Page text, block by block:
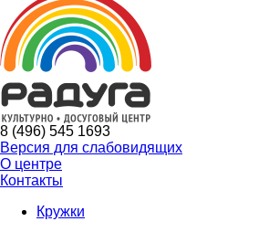
8 (496) 545 1693
Версия для слабовидящих
О центре
Контакты
Кружки